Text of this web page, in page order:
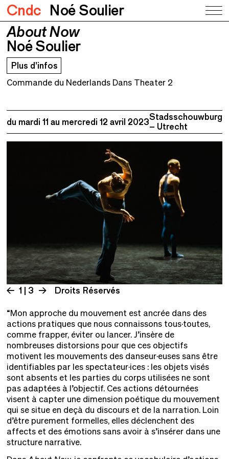
Cndc Noé Soulier
About Now
Noé Soulier
About Now
Noé Soulier
Plus d’infos
Commande du Nederlands Dans Theater 2
du mardi 11 au mercredi 12 avril 2023Stadsschouwburg
– Utrecht
1 | 3 Droits Réservés
“Mon approche du mouvement est ancrée dans des
actions pratiques que nous connaissons tous·toutes,
comme frapper, éviter ou lancer. J’insère de
nombreuses distorsions pour que ces objectifs
motivent les mouvements des danseur·euses sans être
identifiables par les spectateur·ices : les objets visés
sont absents et les parties du corps utilisées ne sont
pas adaptées à l’objectif. Ces actions détournées
visent à capter une dimension poétique du mouvement
qui se situe en deçà du discours et de la narration. Loin
d’être purement formelles, elles déclenchent des
affects et des émotions sans avoir à s’insérer dans une
structure narrative.